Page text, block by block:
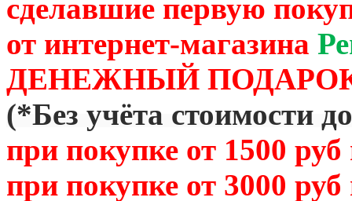
сделавшие первую
от интернет-магазина
ДЕНЕЖНЫЙ
(*Без учёта стоимости
при покупке от 1500
при покупке от 3000